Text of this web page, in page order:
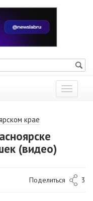
Показать
меню
крае
(видео)
Поделиться 3